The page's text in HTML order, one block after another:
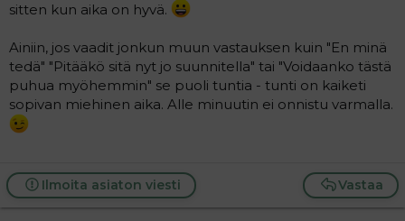
sitten kun aika on hyvä.
Ainiin, jos vaadit jonkun muun vastauksen kuin "En minä
tedä" "Pitääkö sitä nyt jo suunnitella" tai "Voidaanko tästä
puhua myöhemmin" se puoli tuntia - tunti on kaiketi
sopivan miehinen aika. Alle minuutin ei onnistu varmalla.
Vastaa
Ilmoita asiaton viesti